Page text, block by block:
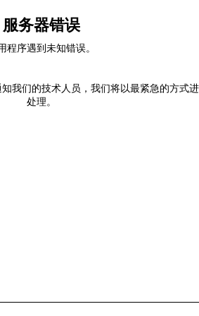
服务器错误
程序遇到未知错误。
我们的技术人员，我们将以最紧急的方式
处理。